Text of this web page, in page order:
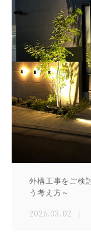
外構工事をご検
う考え方～
2026.03.02